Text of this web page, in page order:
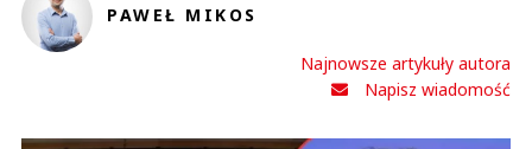
PAWEŁ MIKOS
Najnowsze artykuły autora
Napisz wiadomość